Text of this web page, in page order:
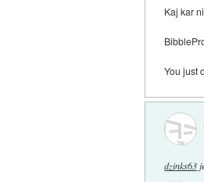
Kaj kar
You just
dzinks63